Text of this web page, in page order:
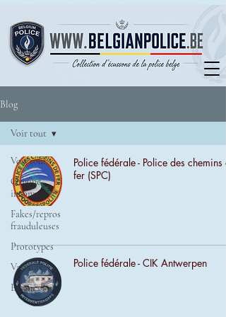
Blog
Voir tout
Origine
inconnue
Fakes/repros
frauduleuses
Prototypes
Variantes
Erronés
Voir tout
Police fédérale - Police des chemins
fer (SPC)
Police fédérale - CIK Antwerpen